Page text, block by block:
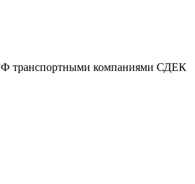
транспортными компаниями СДЕК